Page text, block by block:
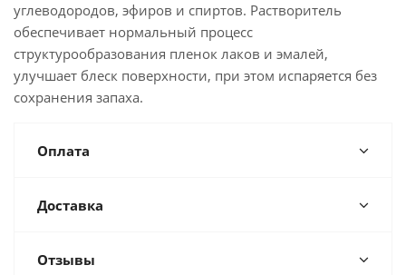
углеводородов, эфиров и спиртов. Растворитель
обеспечивает нормальный процесс
структурообразования пленок лаков и эмалей,
улучшает блеск поверхности, при этом испаряется без
сохранения запаха.
Оплата
Доставка
Отзывы